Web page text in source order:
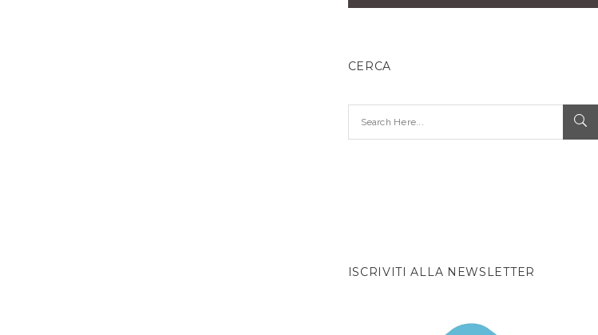
CERCA
ISCRIVITI ALLA NEWSLETTER